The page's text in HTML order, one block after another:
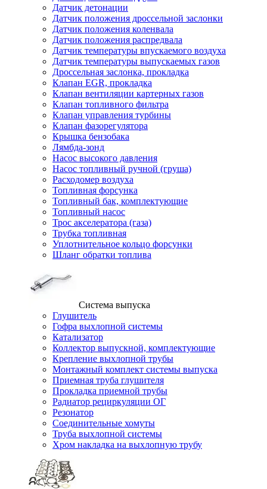
Датчик детонации
Датчик положения дроссельной заслонки
Датчик положения коленвала
Датчик положения распредвала
Датчик температуры впускаемого воздуха
Датчик температуры выпускаемых газов
Дроссельная заслонка, прокладка
Клапан EGR, прокладка
Клапан вентиляции картерных газов
Клапан топливного фильтра
Клапан управления турбины
Клапан фазорегулятора
Крышка бензобака
Лямбда-зонд
Насос высокого давления
Насос топливный ручной (груша)
Расходомер воздуха
Топливная форсунка
Топливный бак, комплектующие
Топливный насос
Трос акселератора (газа)
Трубка топливная
Уплотнительное кольцо форсунки
Шланг обратки топлива
Система выпуска
Глушитель
Гофра выхлопной системы
Катализатор
Коллектор выпускной, комплектующие
Крепление выхлопной трубы
Монтажный комплект системы выпуска
Приемная труба глушителя
Прокладка приемной трубы
Радиатор рециркуляции ОГ
Резонатор
Соединительные хомуты
Труба выхлопной системы
Хром накладка на выхлопную трубу